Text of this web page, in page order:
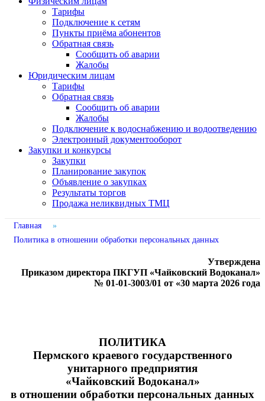
Тарифы
Подключение к сетям
Пункты приёма абонентов
Обратная связь
Сообщить об аварии
Жалобы
Юридическим лицам
Тарифы
Обратная связь
Сообщить об аварии
Жалобы
Подключение к водоснабжению и водоотведению
Электронный документооборот
Закупки и конкурсы
Закупки
Планирование закупок
Объявление о закупках
Результаты торгов
Продажа неликвидных ТМЦ
Главная
»
Политика в отношении обработки персональных данных
Утверждена
Приказом директора ПКГУП «Чайковский Водоканал»
№ 01-01-3003/01 от «30 марта 2026 года
ПОЛИТИКА
Пермского краевого государственного
унитарного предприятия
«Чайковский Водоканал»
в отношении обработки персональных данных